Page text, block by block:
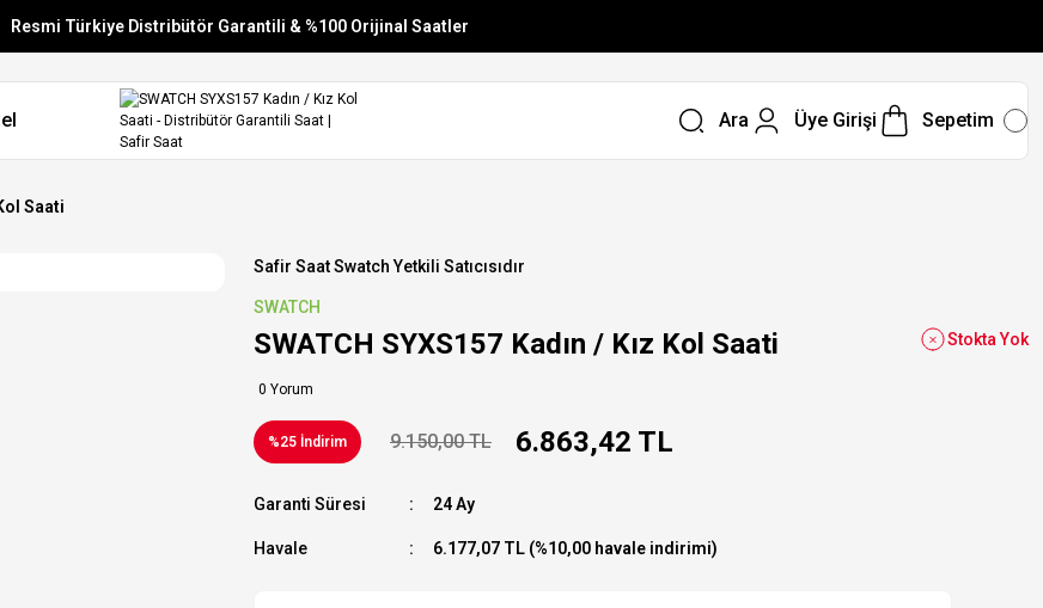
Resmi Türkiye Distribütör Garantili & %100 Orijinal Saatler
Vade Farksız 6 Taksit
Aynı Gün Stoktan Gönderim Ara Üye Girişi Sepetim
Saati
Safir Saat Swatch Yetkili Satıcısıdır
SWATCH
SWATCH SYXS157 Kadın / Kız Kol Saati
0 Yorum
Stokta Yok
%25 İndirim 9.150,00 TL 6.863,42 TL
Garanti Süresi 24 Ay
Havale 6.177,07 TL (%10,00 havale indirimi)